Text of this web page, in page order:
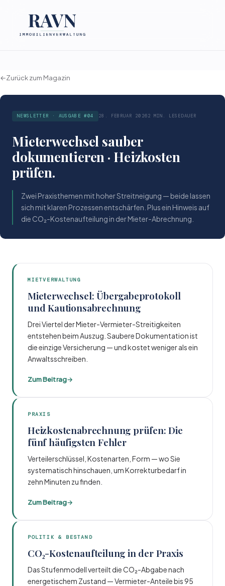
←Zurück zum Magazin
NEWSLETTER · AUSGABE #04 28. FEBRUAR 20262 MIN. LESEDAUER
Mieterwechsel sauber
dokumentieren · Heizkosten
prüfen.
Zwei Praxisthemen mit hoher Streitneigung — beide lassen
sich mit klaren Prozessen entschärfen. Plus ein Hinweis auf
die CO₂-Kostenaufteilung in der Mieter-Abrechnung.
MIETVERWALTUNG
Mieterwechsel: Übergabeprotokoll
und Kautionsabrechnung
Drei Viertel der Mieter-Vermieter-Streitigkeiten
entstehen beim Auszug. Saubere Dokumentation ist
die einzige Versicherung — und kostet weniger als ein
Anwaltsschreiben.
Zum Beitrag→
PRAXIS
Heizkostenabrechnung prüfen: Die
fünf häufigsten Fehler
Verteilerschlüssel, Kostenarten, Form — wo Sie
systematisch hinschauen, um Korrekturbedarf in
zehn Minuten zu finden.
Zum Beitrag→
POLITIK & BESTAND
CO₂-Kostenaufteilung in der Praxis
Das Stufenmodell verteilt die CO₂-Abgabe nach
energetischem Zustand — Vermieter-Anteile bis 95